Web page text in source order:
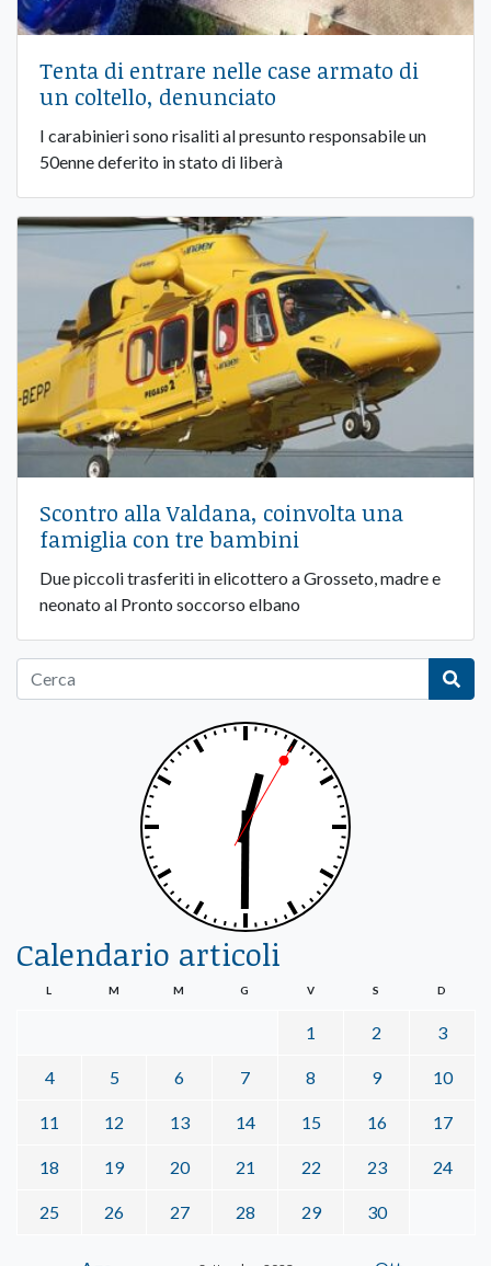
Tenta di entrare nelle case armato di
un coltello, denunciato
I carabinieri sono risaliti al presunto responsabile un
50enne deferito in stato di liberà
Scontro alla Valdana, coinvolta una
famiglia con tre bambini
Due piccoli trasferiti in elicottero a Grosseto, madre e
neonato al Pronto soccorso elbano
Calendario articoli
L M M G V S D
1 2 3
4 5 6 7 8 9 10
11 12 13 14 15 16 17
18 19 20 21 22 23 24
25 26 27 28 29 30